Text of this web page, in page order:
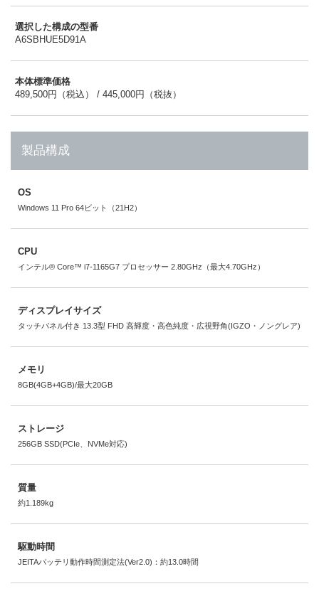
選択した構成の型番
A6SBHUE5D91A
本体標準価格
489,500円（税込） / 445,000円（税抜）
製品構成
OS
Windows 11 Pro 64ビット（21H2）
CPU
インテル® Core™ i7-1165G7 プロセッサー 2.80GHz（最大4.70GHz）
ディスプレイサイズ
タッチパネル付き 13.3型 FHD 高輝度・高色純度・広視野角(IGZO・ノングレア)
メモリ
8GB(4GB+4GB)/最大20GB
ストレージ
256GB SSD(PCIe、NVMe対応)
質量
約1.189kg
駆動時間
JEITAバッテリ動作時間測定法(Ver2.0)：約13.0時間